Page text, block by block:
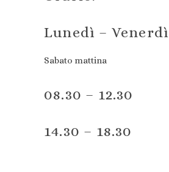
Lunedì – Venerdì
Sabato mattina
08.30 – 12.30
14.30 – 18.30